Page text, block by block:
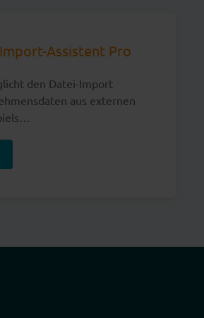
Assistent Pro
den Datei-Import
aus externen